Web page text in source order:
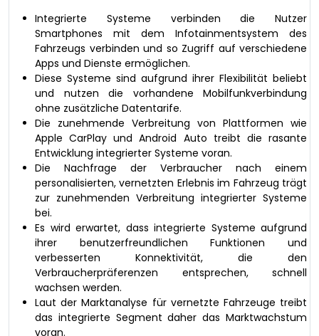
Integrierte Systeme verbinden die Nutzer
Smartphones mit dem Infotainmentsystem des
Fahrzeugs verbinden und so Zugriff auf verschiedene
Apps und Dienste ermöglichen.
Diese Systeme sind aufgrund ihrer Flexibilität beliebt
und nutzen die vorhandene Mobilfunkverbindung
ohne zusätzliche Datentarife.
Die zunehmende Verbreitung von Plattformen wie
Apple CarPlay und Android Auto treibt die rasante
Entwicklung integrierter Systeme voran.
Die Nachfrage der Verbraucher nach einem
personalisierten, vernetzten Erlebnis im Fahrzeug trägt
zur zunehmenden Verbreitung integrierter Systeme
bei.
Es wird erwartet, dass integrierte Systeme aufgrund
ihrer benutzerfreundlichen Funktionen und
verbesserten Konnektivität, die den
Verbraucherpräferenzen entsprechen, schnell
wachsen werden.
Laut der Marktanalyse für vernetzte Fahrzeuge treibt
das integrierte Segment daher das Marktwachstum
voran.